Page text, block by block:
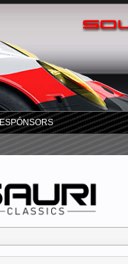
ESPÓNSORS